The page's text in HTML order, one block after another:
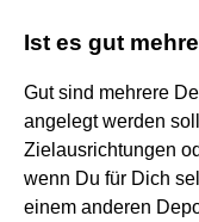
Ist es gut
Gut sind mehrere
angelegt werden
Zielausrichtungen
wenn Du für Dich
einem anderen